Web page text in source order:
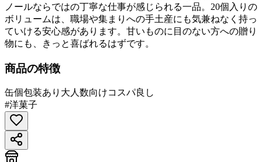
ノールならではの丁寧な仕事が感じられる一品。20個入りの
ボリュームは、職場や集まりへの手土産にも気兼ねなく持っ
ていける安心感があります。甘いものに目のない方への贈り
物にも、きっと喜ばれるはずです。
商品の特徴
缶個包装あり 大人数向けコスパ良し
#洋菓子